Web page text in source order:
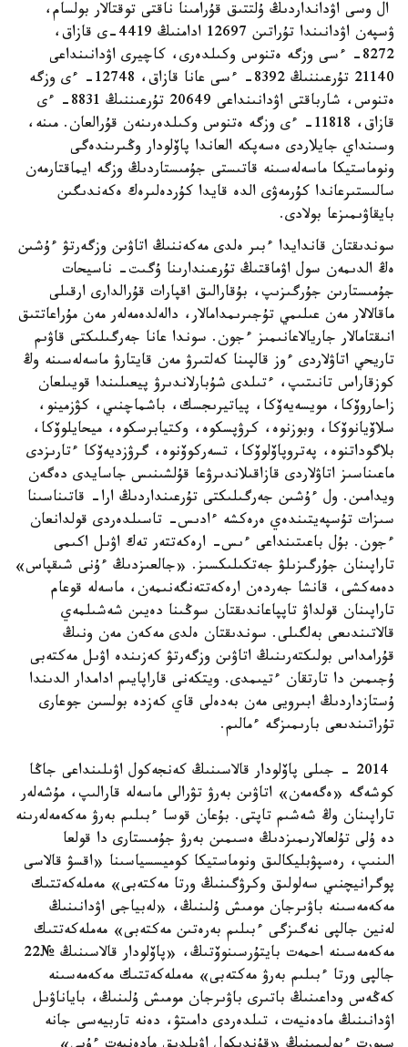
ال وسى اۋدانداردىڭ ۇلتتىق قۇرامىنا ناقتى توقتالار بولسام،
ۋسپەن اۋدانىندا تۇراتىن 12697 ادامنىڭ 4419-ى قازاق،
8272- ءسى وزگە ەتنوس وكىلدەرى، كاچيرى اۋدانىنداعى
21140 تۇرعىننىڭ 8392- ءسى عانا قازاق، 12748- ءى وزگە
ەتنوس، شارباقتى اۋدانىنداعى 20649 تۇرعىننىڭ 8831- ءى
قازاق، 11818- ءى وزگە ەتنوس وكىلدەرىنەن قۇرالعان. مىنە،
وسىنداي جايلاردى ەسەپكە العاندا پاۆلودار وڭىرىندەگى
ونوماستيكا ماسەلەسىنە قاتىستى جۇمىستاردىڭ وزگە ايماقتارمەن
سالىستىرعاندا كۇرمەۋى الدە قايدا كۇردەلىرەك ەكەندىگىن
بايقاۋىمىزعا بولادى.
سوندىقتان قاندايدا ءبىر ەلدى مەكەننىڭ اتاۋىن وزگەرتۋ ءۇشىن
ەڭ الدىمەن سول اۋماقتىڭ تۇرعىندارىنا ۇگىت- ناسيحات
جۇمىستارىن جۇرگىزىپ، بۇقارالىق اقپارات قۇرالدارى ارقىلى
ماقالالار مەن عىلىمي تۇجىرىمدامالار، دالەلدەمەلەر مەن مۇراعاتتىق
انىقتامالار جاريالاعانىمىز ءجون. سوندا عانا جەرگىلىكتى قاۋىم
تاريحي اتاۋلاردى ءوز قالپىنا كەلتىرۋ مەن قايتارۋ ماسەلەسىنە وڭ
كوزقاراس تانىتىپ، ءتىلدى شۇبارلاندىرۋ پيعىلىندا قويىلعان
زاحاروۆكا، مويسەيەۆكا، پياتيرىجسك، باشماچنىي، كۋزمينو،
سلاۆيانوۆكا، وبوزنوە، كرۋپسكوە، وكتيابرسكوە، ميحايلوۆكا،
بلاگوداتنوە، پەتروپاۆلوۆكا، تسەركوۆنوە، گرۋزديەۆكا ءتارىزدى
ماعىناسىز اتاۋلاردى قازاقىلاندىرۋعا قۇلشىنىس جاسايدى دەگەن
ويدامىن. ول ءۇشىن جەرگىلىكتى تۇرعىنداردىڭ ارا- قاتىناسىنا
سىزات تۇسپەيتىندەي ەرەكشە ءادىس- تاسىلدەردى قولدانعان
ءجون. بۇل باعىتىنداعى ءىس- ارەكەتتەر تەك اۋىل اكىمى
تاراپىنان جۇرگىزىلۋ جەتكىلىكسىز. «جالعىزدىڭ ءۇنى شىقپاس»
دەمەكشى، قانشا جەردەن ارەكەتتەنگەنىمەن، ماسەلە قوعام
تاراپىنان قولداۋ تاپپاعاندىقتان سوڭىنا دەيىن شەشىلمەي
قالاتىندىعى بەلگىلى. سوندىقتان ەلدى مەكەن مەن ونىڭ
قۇرامداس بولىكتەرىنىڭ اتاۋىن وزگەرتۋ كەزىندە اۋىل مەكتەبى
ۇجىمىن دا تارتقان ءتيىمدى. ويتكەنى قاراپايىم ادامدار الدىندا
ۇستازداردىڭ ابىرويى مەن بەدەلى قاي كەزدە بولسىن جوعارى
تۇراتىندىعى بارىمىزگە ءمالىم.
2014 - جىلى پاۆلودار قالاسىنىڭ كەنجەكول اۋىلىنداعى جاڭا
كوشەگە «ەگەمەن» اتاۋىن بەرۋ تۋرالى ماسەلە قارالىپ، مۇشەلەر
تاراپىنان وڭ شەشىم تاپتى. بۇعان قوسا ءبىلىم بەرۋ مەكەمەلەرىنە
دە ۇلى تۇلعالارىمىزدىڭ ەسىمىن بەرۋ جۇمىستارى دا قولعا
الىنىپ، رەسپۋبليكالىق ونوماستيكا كوميسسياسىنا «اقسۋ قالاسى
پوگرانيچنىي سەلولىق وكرۋگىنىڭ ورتا مەكتەبى» مەملەكەتتىك
مەكەمەسىنە باۋىرجان مومىش ۇلىنىڭ، «لەبياجى اۋدانىنىڭ
لەنين جالپى نەگىزگى ءبىلىم بەرەتىن مەكتەبى» مەملەكەتتىك
مەكەمەسىنە احمەت بايتۇرسىنوۆتىڭ، «پاۆلودار قالاسىنىڭ №22
جالپى ورتا ءبىلىم بەرۋ مەكتەبى» مەملەكەتتىك مەكەمەسىنە
كەڭەس وداعىنىڭ باتىرى باۋىرجان مومىش ۇلىنىڭ، باياناۋىل
اۋدانىنىڭ مادەنيەت، تىلدەردى دامىتۋ، دەنە تاربيەسى جانە